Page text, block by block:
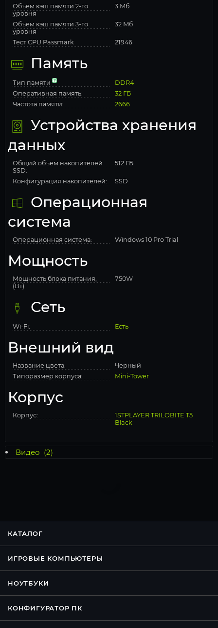
Объем кэш памяти 2-го
уровня
3 Мб
Объем кэш памяти 3-го
уровня
32 Мб
Тест CPU Passmark 21946
Память
Тип памяти
DDR4
Оперативная память:
32 ГБ
Частота памяти:
2666
Устройства хранения
данных
Общий объем накопителей
SSD:
512 ГБ
Конфигурация накопителей: SSD
Операционная
система
Операционная система: Windows 10 Pro Trial
Мощность
Мощность блока питания,
(Вт)
750W
Сеть
Wi-Fi: Есть
Внешний вид
Название цвета:
Черный
Типоразмер корпуса:
Mini-Tower
Корпус
Корпус:
1STPLAYER TRILOBITE T5
Black
Видео (2)
КАТАЛОГ
ИГРОВЫЕ КОМПЬЮТЕРЫ
НОУТБУКИ
КОНФИГУРАТОР ПК